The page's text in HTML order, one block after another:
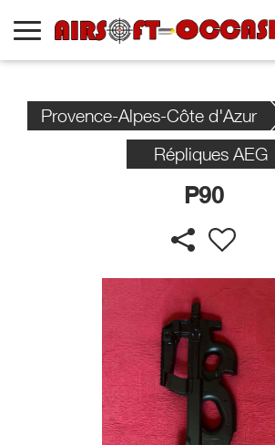
Provence-Alpes-Côte d'Azur
Répliques AEG
P90